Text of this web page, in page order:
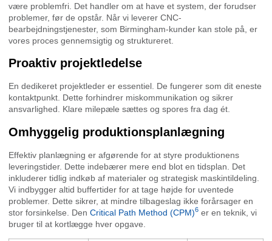
være problemfri. Det handler om at have et system, der forudser
problemer, før de opstår. Når vi leverer CNC-
bearbejdningstjenester, som Birmingham-kunder kan stole på, er
vores proces gennemsigtig og struktureret.
Proaktiv projektledelse
En dedikeret projektleder er essentiel. De fungerer som dit eneste
kontaktpunkt. Dette forhindrer miskommunikation og sikrer
ansvarlighed. Klare milepæle sættes og spores fra dag ét.
Omhyggelig produktionsplanlægning
Effektiv planlægning er afgørende for at styre produktionens
leveringstider. Dette indebærer mere end blot en tidsplan. Det
inkluderer tidlig indkøb af materialer og strategisk maskintildeling.
Vi indbygger altid buffertider for at tage højde for uventede
problemer. Dette sikrer, at mindre tilbageslag ikke forårsager en
stor forsinkelse. Den Critical Path Method (CPM)6 er en teknik, vi
bruger til at kortlægge hver opgave.